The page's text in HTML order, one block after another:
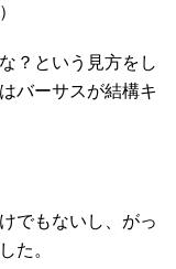
？という見方をし
バーサスが結構キ
でもないし、がっ
た。